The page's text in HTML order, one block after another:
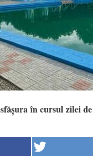
în cursul zilei